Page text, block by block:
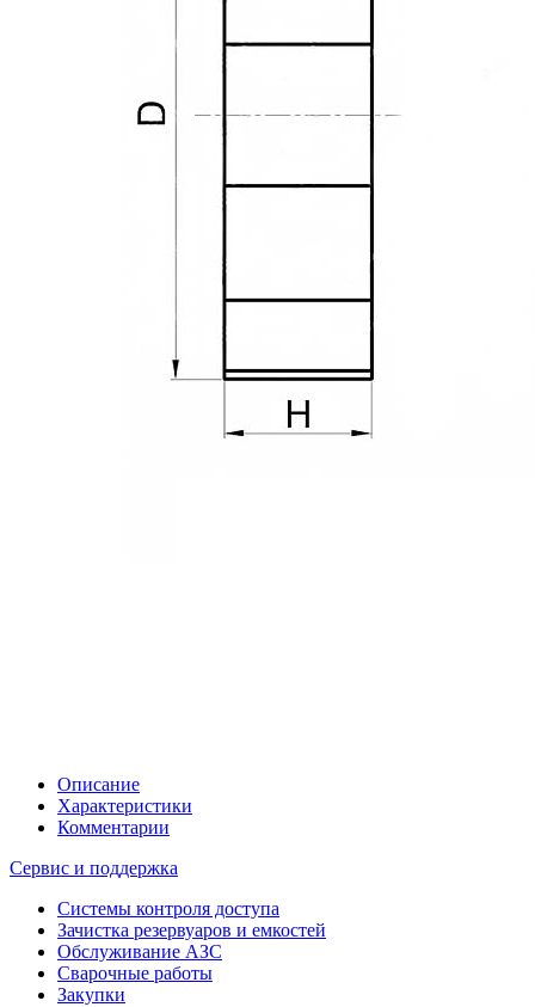
Описание
Характеристики
Комментарии
Сервис и поддержка
Системы контроля доступа
Зачистка резервуаров и емкостей
Обслуживание АЗС
Сварочные работы
Закупки